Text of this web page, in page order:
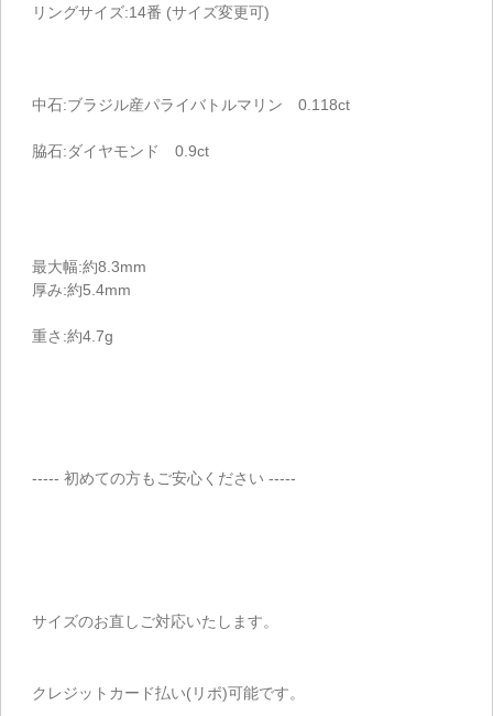
リングサイズ:14番 (サイズ変更可)
中石:ブラジル産パライバトルマリン 0.118ct
脇石:ダイヤモンド 0.9ct
最大幅:約8.3mm
厚み:約5.4mm
重さ:約4.7g
----- 初めての方もご安心ください -----
サイズのお直しご対応いたします。
クレジットカード払い(リボ)可能です。